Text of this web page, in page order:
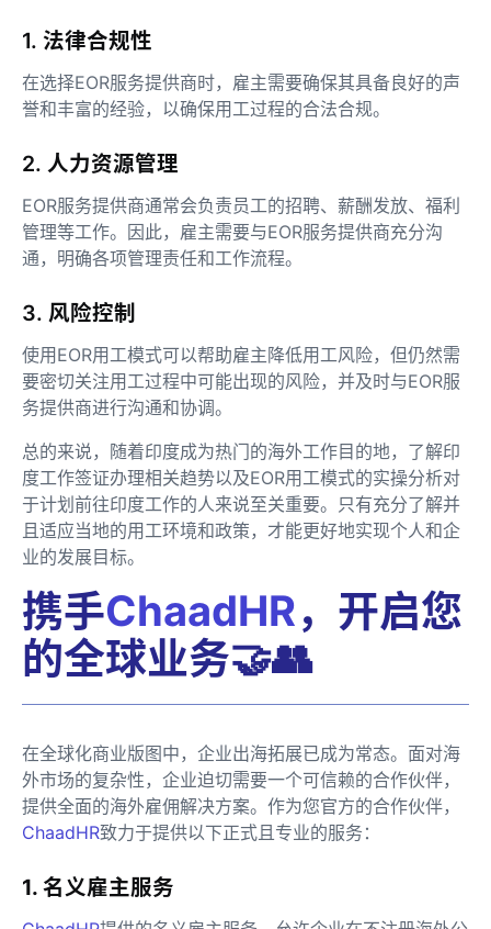
1. 法律合规性
在选择EOR服务提供商时，雇主需要确保其具备良好的声
誉和丰富的经验，以确保用工过程的合法合规。
2. 人力资源管理
EOR服务提供商通常会负责员工的招聘、薪酬发放、福利
管理等工作。因此，雇主需要与EOR服务提供商充分沟
通，明确各项管理责任和工作流程。
3. 风险控制
使用EOR用工模式可以帮助雇主降低用工风险，但仍然需
要密切关注用工过程中可能出现的风险，并及时与EOR服
务提供商进行沟通和协调。
总的来说，随着印度成为热门的海外工作目的地，了解印
度工作签证办理相关趋势以及EOR用工模式的实操分析对
于计划前往印度工作的人来说至关重要。只有充分了解并
且适应当地的用工环境和政策，才能更好地实现个人和企
业的发展目标。
携手ChaadHR，开启您
的全球业务🤝👥
在全球化商业版图中，企业出海拓展已成为常态。面对海
外市场的复杂性，企业迫切需要一个可信赖的合作伙伴，
提供全面的海外雇佣解决方案。作为您官方的合作伙伴，
ChaadHR致力于提供以下正式且专业的服务：
1. 名义雇主服务